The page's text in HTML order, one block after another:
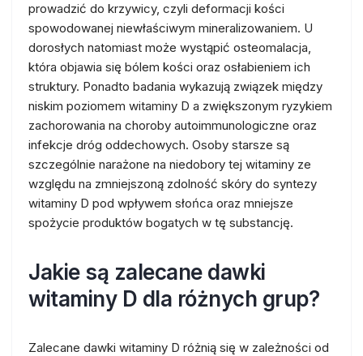
prowadzić do krzywicy, czyli deformacji kości
spowodowanej niewłaściwym mineralizowaniem. U
dorosłych natomiast może wystąpić osteomalacja,
która objawia się bólem kości oraz osłabieniem ich
struktury. Ponadto badania wykazują związek między
niskim poziomem witaminy D a zwiększonym ryzykiem
zachorowania na choroby autoimmunologiczne oraz
infekcje dróg oddechowych. Osoby starsze są
szczególnie narażone na niedobory tej witaminy ze
względu na zmniejszoną zdolność skóry do syntezy
witaminy D pod wpływem słońca oraz mniejsze
spożycie produktów bogatych w tę substancję.
Jakie są zalecane dawki
witaminy D dla różnych grup?
Zalecane dawki witaminy D różnią się w zależności od